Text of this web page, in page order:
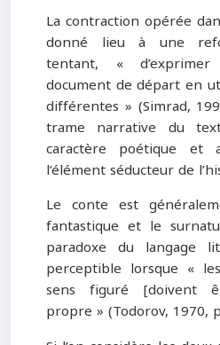
La contraction opérée
donné lieu à une
tentant, «
document de départ en
différentes » (Simrad,
trame narrative du
caractère poétique
l’élément séducteur de
Le conte est
fantastique et le
paradoxe du langage
perceptible lorsque «
sens figuré [doivent
propre » (Todorov, 1970,